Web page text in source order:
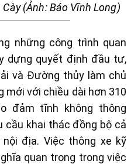
Cày(Ảnh: Báo Vĩnh Long)
những công trình quan
dựng quyết định đầu tư,
và Đường thủy làm chủ
với chiều dài hơn 310
đảm tĩnh không thông
cầu khai thác đồng bộ cả
địa. Việc thông xe kỹ
quan trọng trong việc